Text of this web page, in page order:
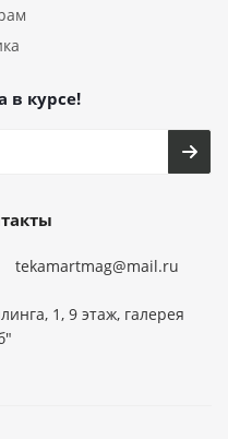
в курсе!
tekamartmag@mail.ru
1, 9 этаж, галерея